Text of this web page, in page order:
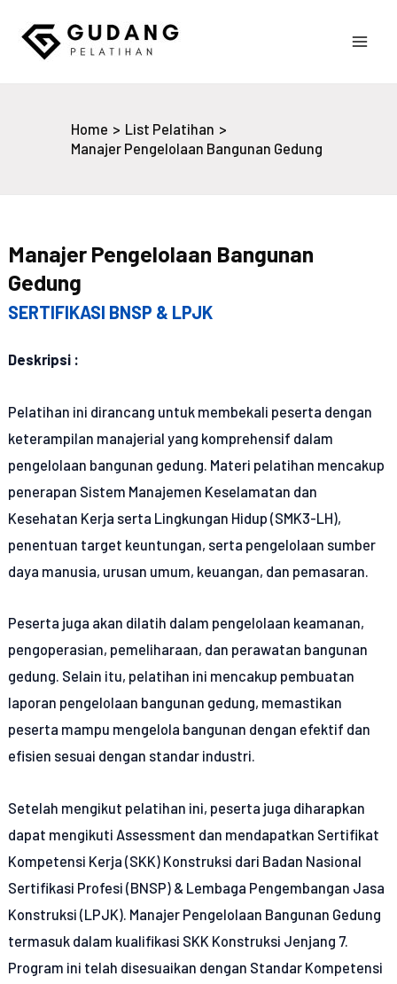
content
Home
List Pelatihan
Manajer Pengelolaan Bangunan Gedung
Manajer Pengelolaan Bangunan
Gedung
SERTIFIKASI BNSP & LPJK
Deskripsi :
Pelatihan ini dirancang untuk membekali peserta dengan
keterampilan manajerial yang komprehensif dalam
pengelolaan bangunan gedung. Materi pelatihan mencakup
penerapan Sistem Manajemen Keselamatan dan
Kesehatan Kerja serta Lingkungan Hidup (SMK3-LH),
penentuan target keuntungan, serta pengelolaan sumber
daya manusia, urusan umum, keuangan, dan pemasaran.
Peserta juga akan dilatih dalam pengelolaan keamanan,
pengoperasian, pemeliharaan, dan perawatan bangunan
gedung. Selain itu, pelatihan ini mencakup pembuatan
laporan pengelolaan bangunan gedung, memastikan
peserta mampu mengelola bangunan dengan efektif dan
efisien sesuai dengan standar industri.
Setelah mengikut pelatihan ini, peserta juga diharapkan
dapat mengikuti Assessment dan mendapatkan Sertifikat
Kompetensi Kerja (SKK) Konstruksi dari Badan Nasional
Sertifikasi Profesi (BNSP) & Lembaga Pengembangan Jasa
Konstruksi (LPJK). Manajer Pengelolaan Bangunan Gedung
termasuk dalam kualifikasi SKK Konstruksi Jenjang 7.
Program ini telah disesuaikan dengan Standar Kompetensi